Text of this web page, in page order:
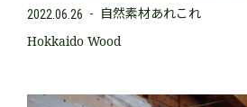
2022.06.26 自然素材あれこれ
Hokkaido Wood